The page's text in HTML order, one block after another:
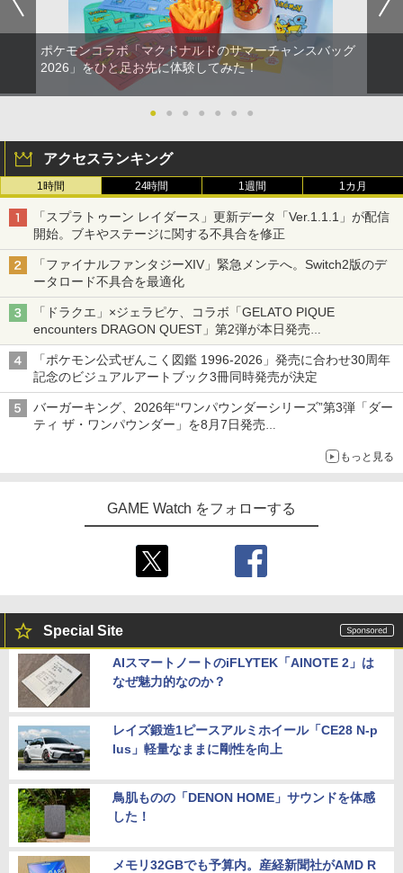
ポケモンコラボ「マクドナルドのサマーチャンスバッグ
2026」をひと足お先に体験してみた！
● ● ● ● ● ● ●
アクセスランキング
1時間 24時間 1週間 1カ月
「スプラトゥーン レイダース」更新データ「Ver.1.1.1」が配信
開始。ブキやステージに関する不具合を修正
「ファイナルファンタジーXIV」緊急メンテへ。Switch2版のデ
ータロード不具合を最適化
「ドラクエ」×ジェラピケ、コラボ「GELATO PIQUE
encounters DRAGON QUEST」第2弾が本日発売
アイスカップに入ったスライムやわたぼう、ベビーサタンなどが
オリジナルアートで登場
「ポケモン公式ぜんこく図鑑 1996-2026」発売に合わせ30周年
記念のビジュアルアートブック3冊同時発売が決定
バーガーキング、2026年“ワンパウンダーシリーズ”第3弾「ダー
ティ ザ・ワンパウンダー」を8月7日発売
もっと見る
GAME Watch をフォローする
Special Site
AIスマートノートのiFLYTEK「AINOTE 2」は
なぜ魅力的なのか？
レイズ鍛造1ピースアルミホイール「CE28 N-p
lus」軽量なままに剛性を向上
鳥肌ものの「DENON HOME」サウンドを体感
した！
メモリ32GBでも予算内。産経新聞社がAMD R